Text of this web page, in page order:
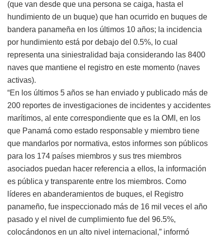
(que van desde que una persona se caiga, hasta el
hundimiento de un buque) que han ocurrido en buques de
bandera panameña en los últimos 10 años; la incidencia
por hundimiento está por debajo del 0.5%, lo cual
representa una siniestralidad baja considerando las 8400
naves que mantiene el registro en este momento (naves
activas).
“En los últimos 5 años se han enviado y publicado más de
200 reportes de investigaciones de incidentes y accidentes
marítimos, al ente correspondiente que es la OMI, en los
que Panamá como estado responsable y miembro tiene
que mandarlos por normativa, estos informes son públicos
para los 174 países miembros y sus tres miembros
asociados puedan hacer referencia a ellos, la información
es pública y transparente entre los miembros. Como
líderes en abanderamientos de buques, el Registro
panameño, fue inspeccionado más de 16 mil veces el año
pasado y el nivel de cumplimiento fue del 96.5%,
colocándonos en un alto nivel internacional,” informó